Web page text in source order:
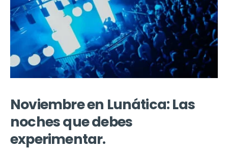
Noviembre en Lunática: Las
noches que debes
experimentar.